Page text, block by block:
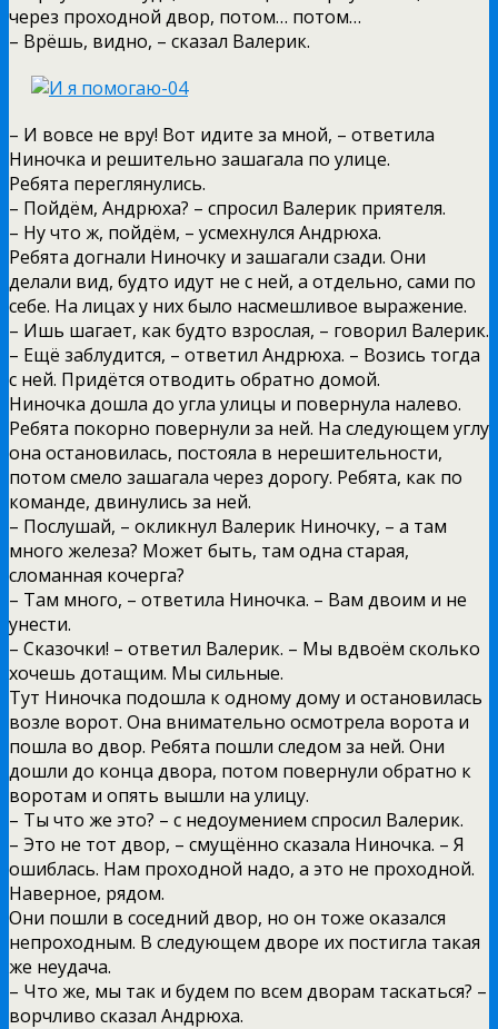
через проходной двор, потом… потом…
– Врёшь, видно, – сказал Валерик.
– И вовсе не вру! Вот идите за мной, – ответила
Ниночка и решительно зашагала по улице.
Ребята переглянулись.
– Пойдём, Андрюха? – спросил Валерик приятеля.
– Ну что ж, пойдём, – усмехнулся Андрюха.
Ребята догнали Ниночку и зашагали сзади. Они
делали вид, будто идут не с ней, а отдельно, сами по
себе. На лицах у них было насмешливое выражение.
– Ишь шагает, как будто взрослая, – говорил Валерик.
– Ещё заблудится, – ответил Андрюха. – Возись тогда
с ней. Придётся отводить обратно домой.
Ниночка дошла до угла улицы и повернула налево.
Ребята покорно повернули за ней. На следующем углу
она остановилась, постояла в нерешительности,
потом смело зашагала через дорогу. Ребята, как по
команде, двинулись за ней.
– Послушай, – окликнул Валерик Ниночку, – а там
много железа? Может быть, там одна старая,
сломанная кочерга?
– Там много, – ответила Ниночка. – Вам двоим и не
унести.
– Сказочки! – ответил Валерик. – Мы вдвоём сколько
хочешь дотащим. Мы сильные.
Тут Ниночка подошла к одному дому и остановилась
возле ворот. Она внимательно осмотрела ворота и
пошла во двор. Ребята пошли следом за ней. Они
дошли до конца двора, потом повернули обратно к
воротам и опять вышли на улицу.
– Ты что же это? – с недоумением спросил Валерик.
– Это не тот двор, – смущённо сказала Ниночка. – Я
ошиблась. Нам проходной надо, а это не проходной.
Наверное, рядом.
Они пошли в соседний двор, но он тоже оказался
непроходным. В следующем дворе их постигла такая
же неудача.
– Что же, мы так и будем по всем дворам таскаться? –
ворчливо сказал Андрюха.